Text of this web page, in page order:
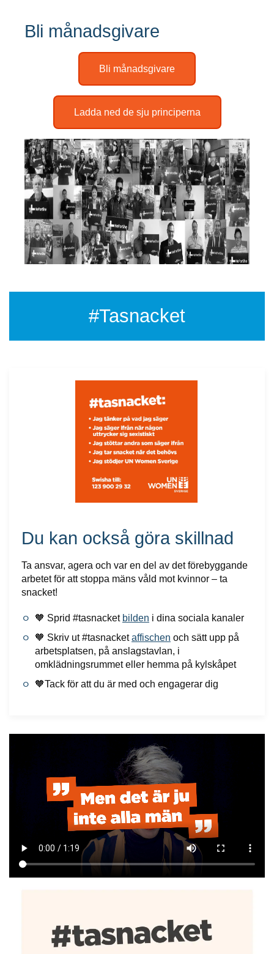
Bli månadsgivare
Bli månadsgivare
Ladda ned de sju principerna
#Tasnacket
Du kan också göra skillnad
Ta ansvar, agera och var en del av det förebyggande
arbetet för att stoppa mäns våld mot kvinnor – ta
snacket!
🧡 Sprid #tasnacket bilden i dina sociala kanaler
🧡 Skriv ut #tasnacketaffischen och sätt upp på
arbetsplatsen, på anslagstavlan, i
omklädningsrummet eller hemma på kylskåpet
🧡Tack för att du är med och engagerar dig